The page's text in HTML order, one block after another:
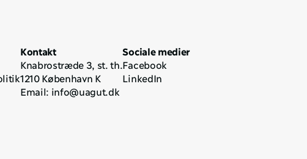
Kontakt
Knabrostræde 3, st. th.
1210 København K
Email: info@uagut.dk
Sociale medier
Facebook
LinkedIn